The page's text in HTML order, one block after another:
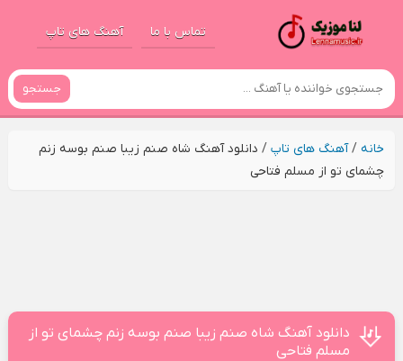
تماس با ما آهنگ های تاپ
جستجو
خانه/آهنگ های تاپ/ دانلود آهنگ شاه صنم زیبا صنم بوسه زنم
چشمای تو از مسلم فتاحی
دانلود آهنگ شاه صنم زیبا صنم بوسه زنم چشمای تو از
مسلم فتاحی